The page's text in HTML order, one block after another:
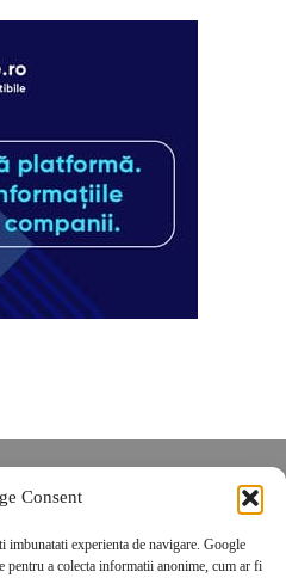
Consent
experienta de navigare. Google
a colecta informatii anonime, cum ar fi